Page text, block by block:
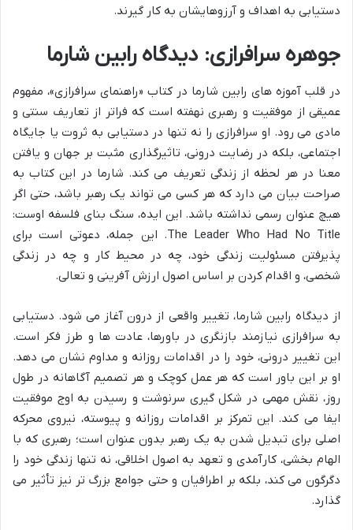
دستیابی به اهداف و آرزوهایشان به کار گیرند.
جوهره سرافرازی: دیدگاه رابین شارما
در قلب آموزه های رابین شارما در کتاب «راهنمای سرافرازی»، مفهوم
عمیقی از موفقیت و رهبری نهفته است که فراتر از تعاریف سنتی و
مادی می رود. او سرافرازی را نه تنها در دستیابی به ثروت یا جایگاه
اجتماعی، بلکه در رضایت درونی، تاثیرگذاری مثبت بر جهان و یافتن
معنا در هر لحظه از زندگی تعریف می کند. شارما در این کتاب به
صراحت بیان می دارد که هر کسی می تواند یک رهبر باشد، حتی اگر
هیچ عنوان رسمی نداشته باشد. این ایده، سنگ بنای فلسفه اوست:
The Leader Who Had No Title. این جمله، دعوتی است برای
پذیرفتن مسئولیت زندگی خود، چه در محیط کار و چه در زندگی
شخصی، و اقدام کردن بر اساس اصول ارزش آفرینی و تعالی.
از دیدگاه رابین شارما، تغییر واقعی از درون آغاز می شود. دستیابی
به سرافرازی نیازمند بازنگری در باورها، عادت ها و طرز فکر است.
این تغییر درونی، خود را در اقدامات روزانه و مداوم نشان می دهد.
او بر این باور است که هر عمل کوچک و هر تصمیم آگاهانه در طول
روز، نقش مهمی در شکل گیری سرنوشت و رسیدن به اوج موفقیت
ایفا می کند. این تمرکز بر اقدامات روزانه و پیوسته، نیروی محرکه
اصلی برای تبدیل شدن به یک رهبر بدون عنوان است؛ رهبری که با
الهام بخشی، کارآمدی و تعهد به اصول اخلاقی، نه تنها زندگی خود را
دگرگون می کند، بلکه بر اطرافیان و حتی جوامع بزرگ تر نیز تأثیر می
گذارد.